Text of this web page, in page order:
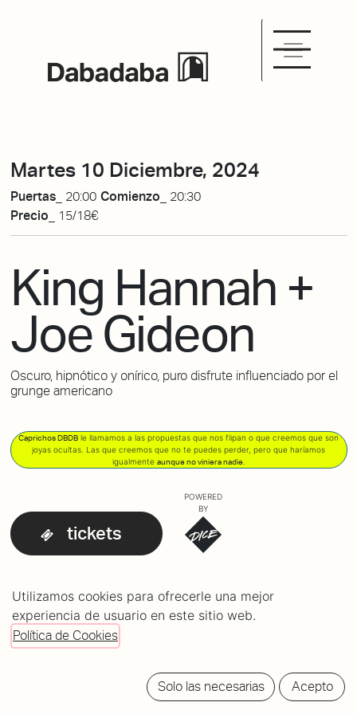
Martes 10 Diciembre, 2024
Puertas_ 20:00 Comienzo_ 20:30
Precio_
15/18€
King Hannah +
Joe Gideon
Oscuro, hipnótico y onírico, puro disfrute influenciado por el
grunge americano
Caprichos DBDB le llamamos a las propuestas que nos flipan o que creemos que son
joyas ocultas. Las que creemos que no te puedes perder, pero que haríamos
igualmente aunque no viniera nadie.
tickets
POWERED
BY
Utilizamos cookies para ofrecerle una mejor
experiencia de usuario en este sitio web.
Política de Cookies
Solo las necesarias Acepto